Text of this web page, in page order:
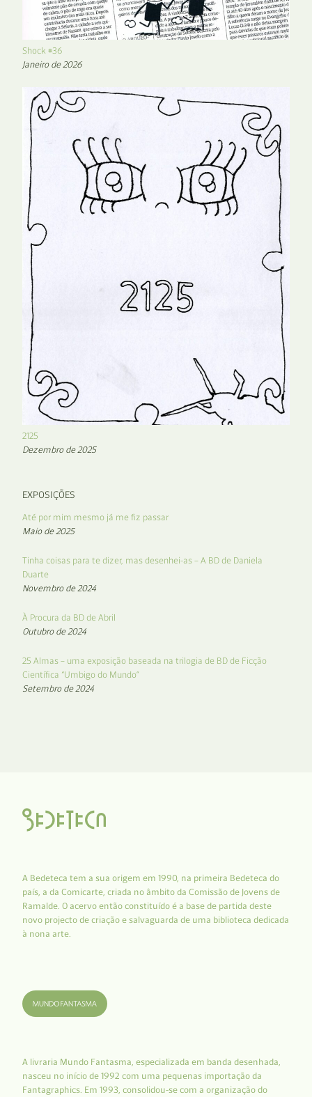
Shock #36
Janeiro de 2026
2125
Dezembro de 2025
EXPOSIÇÕES
Até por mim mesmo já me fiz passar
Maio de 2025
Tinha coisas para te dizer, mas desenhei-as – A BD de Daniela
Duarte
Novembro de 2024
À Procura da BD de Abril
Outubro de 2024
25 Almas – uma exposição baseada na trilogia de BD de Ficção
Científica “Umbigo do Mundo”
Setembro de 2024
A Bedeteca tem a sua origem em 1990, na primeira Bedeteca do
país, a da Comicarte, criada no âmbito da Comissão de Jovens de
Ramalde. O acervo então constituído é a base de partida deste
novo projecto de criação e salvaguarda de uma biblioteca dedicada
à nona arte.
A livraria Mundo Fantasma, especializada em banda desenhada,
nasceu no início de 1992 com uma pequenas importação da
Fantagraphics. Em 1993, consolidou-se com a organização do